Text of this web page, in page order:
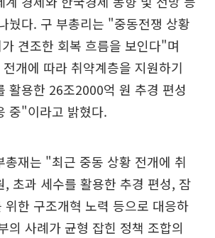
눴다. 구 부총리는 "중동전쟁 상황
견조한 회복 흐름을 보인다"며
개에 따라 취약계층을 지원하기
활용한 26조2000억 원 추경 편성
중"이라고 밝혔다.
총재는 "최근 중동 상황 전개에 취
, 초과 세수를 활용한 추경 편성, 잠
위한 구조개혁 노력 등으로 대응하
의 사례가 균형 잡힌 정책 조합의